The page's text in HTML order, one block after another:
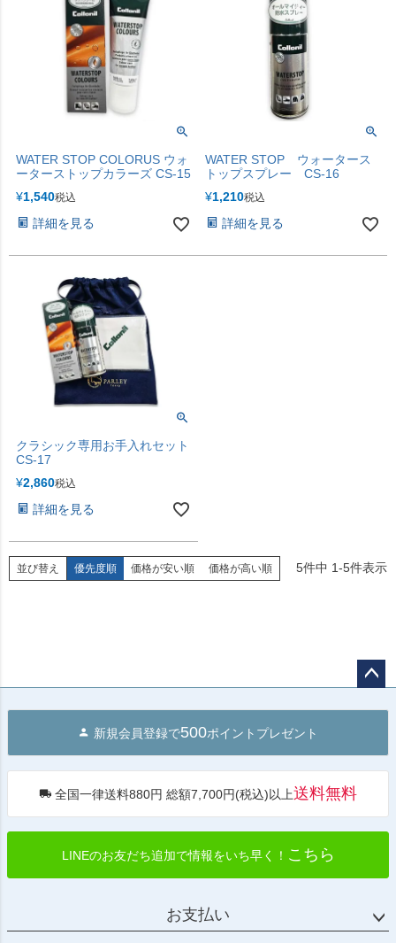
WATER STOP COLORUS ウォ
ーターストップカラーズ CS-15
¥1,540税込
詳細を見る
WATER STOP ウォータース
トップスプレー CS-16
¥1,210税込
詳細を見る
クラシック専用お手入れセット
CS-17
¥2,860税込
詳細を見る
並び替え 優先度順 価格が安い順 価格が高い順 5件中 1-5件表示
へ
新規会員登録で500ポイントプレゼント
全国一律送料880円 総額7,700円(税込)以上送料無料
LINEのお友だち追加で情報をいち早く！ こちら
お支払い